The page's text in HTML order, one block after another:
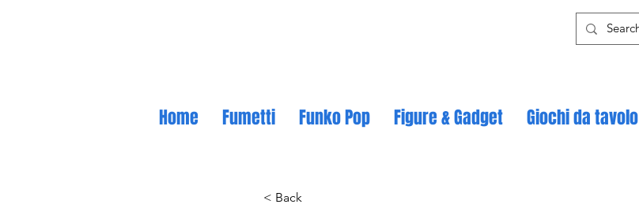
Home Fumetti Funko Pop Figure & Gadget Giochi da tavolo
< Back